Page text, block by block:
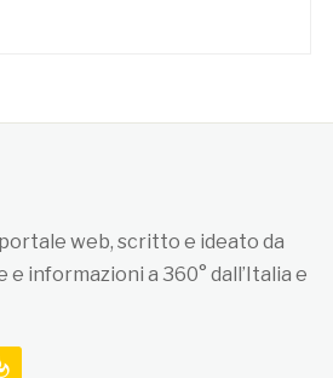
web, scritto e ideato da
informazioni a 360° dall’Italia e